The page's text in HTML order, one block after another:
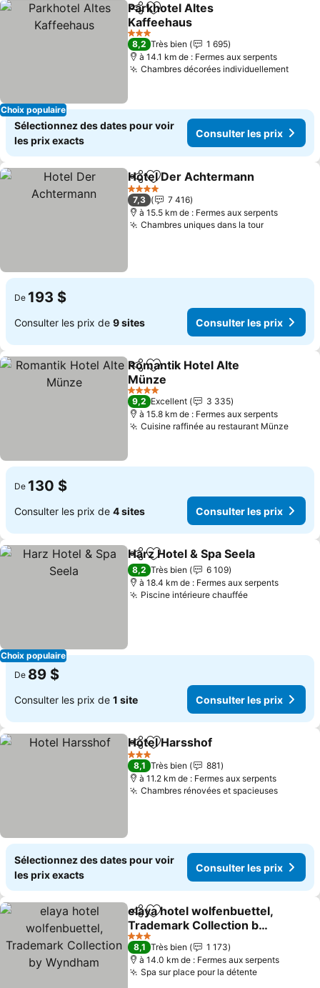
Choix populaire
PartagerAjouter à mes favoris
Parkhotel Altes
Kaffeehaus
3 Étoiles
8,2 Très bien
1 695
à 14.1 km de : Fermes aux serpents
Chambres décorées individuellement
Sélectionnez des dates pour voir
les prix exacts
Consulter les prix
PartagerAjouter à mes favoris
Hotel Der Achtermann
4 Étoiles
7,3
7 416
à 15.5 km de : Fermes aux serpents
Chambres uniques dans la tour
De 193 $
Consulter les prix de 9 sites Consulter les prix
PartagerAjouter à mes favoris
Romantik Hotel Alte
Münze
4 Étoiles
9,2 Excellent
3 335
à 15.8 km de : Fermes aux serpents
Cuisine raffinée au restaurant Münze
De 130 $
Consulter les prix de 4 sites Consulter les prix
Choix populaire
PartagerAjouter à mes favoris
Harz Hotel & Spa Seela
8,2 Très bien
6 109
à 18.4 km de : Fermes aux serpents
Piscine intérieure chauffée
De 89 $
Consulter les prix de 1 site Consulter les prix
PartagerAjouter à mes favoris
Hotel Harsshof
3 Étoiles
8,1 Très bien
881
à 11.2 km de : Fermes aux serpents
Chambres rénovées et spacieuses
Sélectionnez des dates pour voir
les prix exacts
Consulter les prix
PartagerAjouter à mes favoris
elaya hotel wolfenbuettel,
Trademark Collection by
Wyndham
3 Étoiles
8,1 Très bien
1 173
à 14.0 km de : Fermes aux serpents
Spa sur place pour la détente